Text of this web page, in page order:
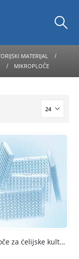
MATERIJAL
MIKROPLOČE
Mikroploče za ćelijske kulture